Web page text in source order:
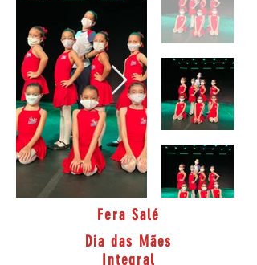
Fera Salé
Dia das Mães
Integral